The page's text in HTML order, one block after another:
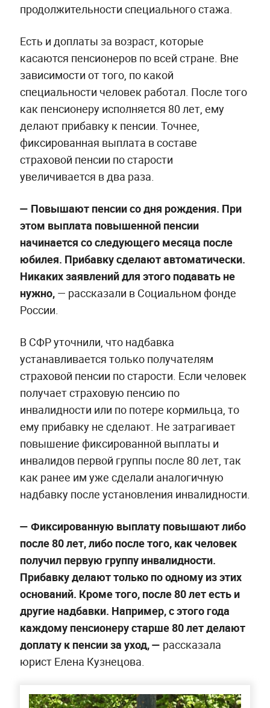
продолжительности специального стажа.
Есть и доплаты за возраст, которые
касаются пенсионеров по всей стране. Вне
зависимости от того, по какой
специальности человек работал. После того
как пенсионеру исполняется 80 лет, ему
делают прибавку к пенсии. Точнее,
фиксированная выплата в составе
страховой пенсии по старости
увеличивается в два раза.
— Повышают пенсии со дня рождения. При
этом выплата повышенной пенсии
начинается со следующего месяца после
юбилея. Прибавку сделают автоматически.
Никаких заявлений для этого подавать не
нужно,— рассказали в Социальном фонде
России.
В СФР уточнили, что надбавка
устанавливается только получателям
страховой пенсии по старости. Если человек
получает страховую пенсию по
инвалидности или по потере кормильца, то
ему прибавку не сделают. Не затрагивает
повышение фиксированной выплаты и
инвалидов первой группы после 80 лет, так
как ранее им уже сделали аналогичную
надбавку после установления инвалидности.
— Фиксированную выплату повышают либо
после 80 лет, либо после того, как человек
получил первую группу инвалидности.
Прибавку делают только по одному из этих
оснований. Кроме того, после 80 лет есть и
другие надбавки. Например, с этого года
каждому пенсионеру старше 80 лет делают
доплату к пенсии за уход, — рассказала
юрист Елена Кузнецова.